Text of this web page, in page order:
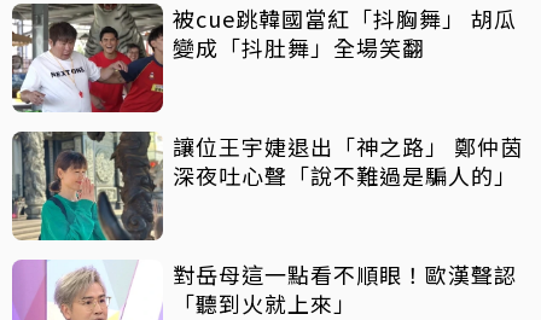
被cue跳韓國當紅「抖胸舞」 胡瓜
變成「抖肚舞」全場笑翻
讓位王宇婕退出「神之路」 鄭仲茵
深夜吐心聲「說不難過是騙人的」
對岳母這一點看不順眼！歐漢聲認
「聽到火就上來」